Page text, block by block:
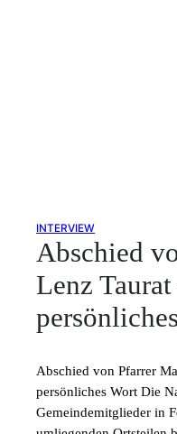
INTERVIEW
Abschied
Lenz
Abschied von Pfarrer
persönliches Wort Die
Gemeindemitglieder in